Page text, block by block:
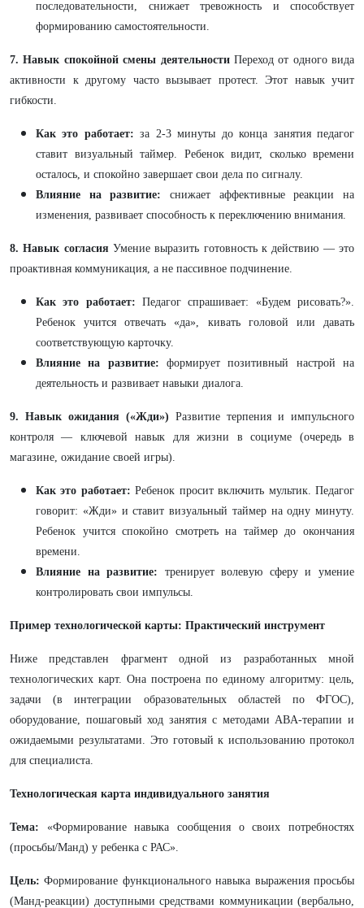
последовательности, снижает тревожность и способствует
формированию самостоятельности.
7. Навык спокойной смены деятельностиПереход от одного вида
активности к другому часто вызывает протест. Этот навык учит
гибкости.
Как это работает: за 2-3 минуты до конца занятия педагог
ставит визуальный таймер. Ребенок видит, сколько времени
осталось, и спокойно завершает свои дела по сигналу.
Влияние на развитие: снижает аффективные реакции на
изменения, развивает способность к переключению внимания.
8. Навык согласия Умение выразить готовность к действию — это
проактивная коммуникация, а не пассивное подчинение.
Как это работает: Педагог спрашивает: «Будем рисовать?».
Ребенок учится отвечать «да», кивать головой или давать
соответствующую карточку.
Влияние на развитие: формирует позитивный настрой на
деятельность и развивает навыки диалога.
9. Навык ожидания («Жди») Развитие терпения и импульсного
контроля — ключевой навык для жизни в социуме (очередь в
магазине, ожидание своей игры).
Как это работает: Ребенок просит включить мультик. Педагог
говорит: «Жди» и ставит визуальный таймер на одну минуту.
Ребенок учится спокойно смотреть на таймер до окончания
времени.
Влияние на развитие: тренирует волевую сферу и умение
контролировать свои импульсы.
Пример технологической карты: Практический инструмент
Ниже представлен фрагмент одной из разработанных мной
технологических карт. Она построена по единому алгоритму: цель,
задачи (в интеграции образовательных областей по ФГОС),
оборудование, пошаговый ход занятия с методами ABA-терапии и
ожидаемыми результатами. Это готовый к использованию протокол
для специалиста.
Технологическая карта индивидуального занятия
Тема: «Формирование навыка сообщения о своих потребностях
(просьбы/Манд) у ребенка с РАС».
Цель: Формирование функционального навыка выражения просьбы
(Манд-реакции) доступными средствами коммуникации (вербально,